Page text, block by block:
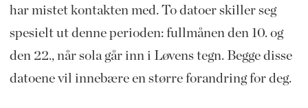
har mistet kontakten med. To datoer skiller seg
spesielt ut denne perioden: fullmånen den 10. og
den 22., når sola går inn i Løvens tegn. Begge disse
datoene vil innebære en større forandring for deg.